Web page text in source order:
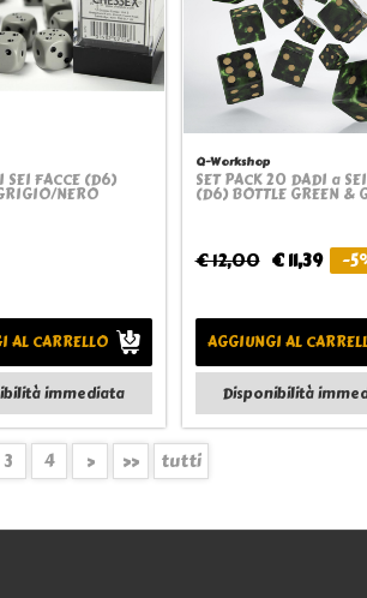
Quickview
SEI FACCE (D6)
NERO
AL CARRELLO
immediata
Quickview
Q-Workshop
SET PACK 20 DADI a
(D6) BOTTLE GREEN &
€ 12,00 € 11,39 -
AGGIUNGI AL
Disponibilità
3 4 > >> tutti